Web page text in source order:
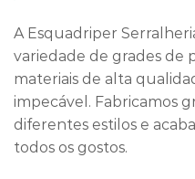
A Esquadriper
variedade de grades de
materiais de alta
impecável. Fabricamos
diferentes estilos e
todos os gostos.